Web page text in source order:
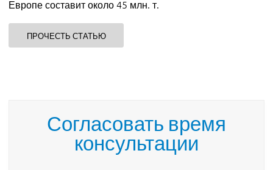
Европе составит около 45 млн. т.
ПРОЧЕСТЬ СТАТЬЮ
Согласовать время
консультации